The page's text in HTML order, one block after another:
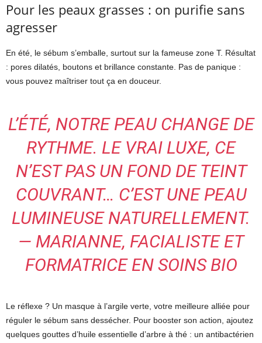
Pour les peaux grasses : on purifie sans
agresser
En été, le sébum s’emballe, surtout sur la fameuse zone T. Résultat
: pores dilatés, boutons et brillance constante. Pas de panique :
vous pouvez maîtriser tout ça en douceur.
L’ÉTÉ, NOTRE PEAU CHANGE DE
RYTHME. LE VRAI LUXE, CE
N’EST PAS UN FOND DE TEINT
COUVRANT… C’EST UNE PEAU
LUMINEUSE NATURELLEMENT.
— MARIANNE, FACIALISTE ET
FORMATRICE EN SOINS BIO
Le réflexe ? Un masque à l’argile verte, votre meilleure alliée pour
réguler le sébum sans dessécher. Pour booster son action, ajoutez
quelques gouttes d’huile essentielle d’arbre à thé : un antibactérien